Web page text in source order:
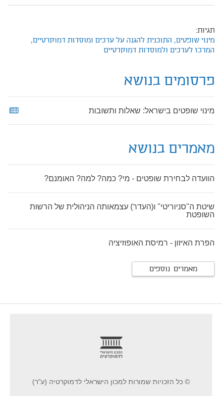
תגיות:
מינוי שופטים, התוכנית להגנה על ערכים ומוסדות דמוקרטיים,
המרכז לערכים ולמוסדות דמוקרטיים
פרסומים בנושא
מינוי שופטים בישראל: שאלות ותשובות
מאמרים בנושא
הוועדה לבחירת שופטים - מי? כמה? למה? האומנם?
שיטת ה"סניוריטי" ו(העדר) עצמאותה הניהולית של הרשות
השופטת
הפרת האיזון - רמיסת האופוזיציה
מאמרים נוספים
© כל הזכויות שמורות למכון הישראלי לדמוקרטיה (ע"ר)